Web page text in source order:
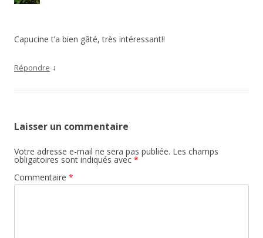
Capucine t’a bien gâté, très intéressant!!
Répondre ↓
Laisser un commentaire
Votre adresse e-mail ne sera pas publiée. Les champs
obligatoires sont indiqués avec *
Commentaire *